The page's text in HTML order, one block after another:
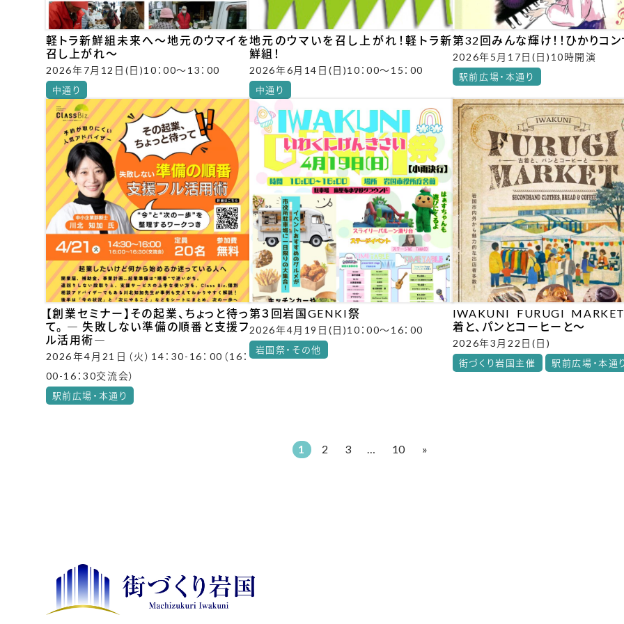
軽トラ新鮮組未来へ～地元のウマイを
召し上がれ～
2026年7月12日(日)10：00～13：00
中通り
地元のウマいを召し上がれ！軽トラ新
鮮組！
2026年6月14日(日)10：00～15：00
中通り
第32回みんな輝け！！ひかりコ
2026年5月17日(日)10時開演
駅前広場・本通り
【創業セミナー】その起業、ちょっと待っ
て。 ― 失敗しない準備の順番と支援フ
ル活用術―
2026年4月21日（火）14：30-16：00（16：
00-16：30交流会）
駅前広場・本通り
第３回岩国GENKI祭
2026年4月19日(日)10：00～16：00
岩国祭・その他
IWAKUNI FURUGI
着と、パンとコーヒーと～
2026年3月22日(日)
街づくり岩国主催 駅前広場・本通
1 2 3 10 »